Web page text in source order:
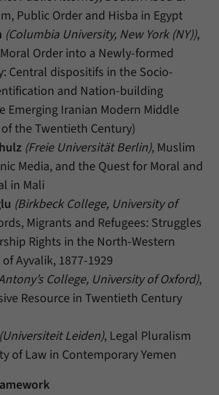
Public Order and Hisba in Egypt
(Columbia University, New York (NY)),
Order into a Newly-formed
Central dispositifs in the Socio-
and Nation-building
Emerging Iranian Modern Middle
the Twentieth Century)
(Freie Universität Berlin), Muslim
Media, and the Quest for Moral and
in Mali
(Birkbeck College, University of
Migrants and Refugees: Struggles
Rights in the North-Western
Ayvalik, 1877-1929
College, University of Oxford),
Resource in Twentieth Century
(Universiteit Leiden), Legal Pluralism
of Law in Contemporary Yemen